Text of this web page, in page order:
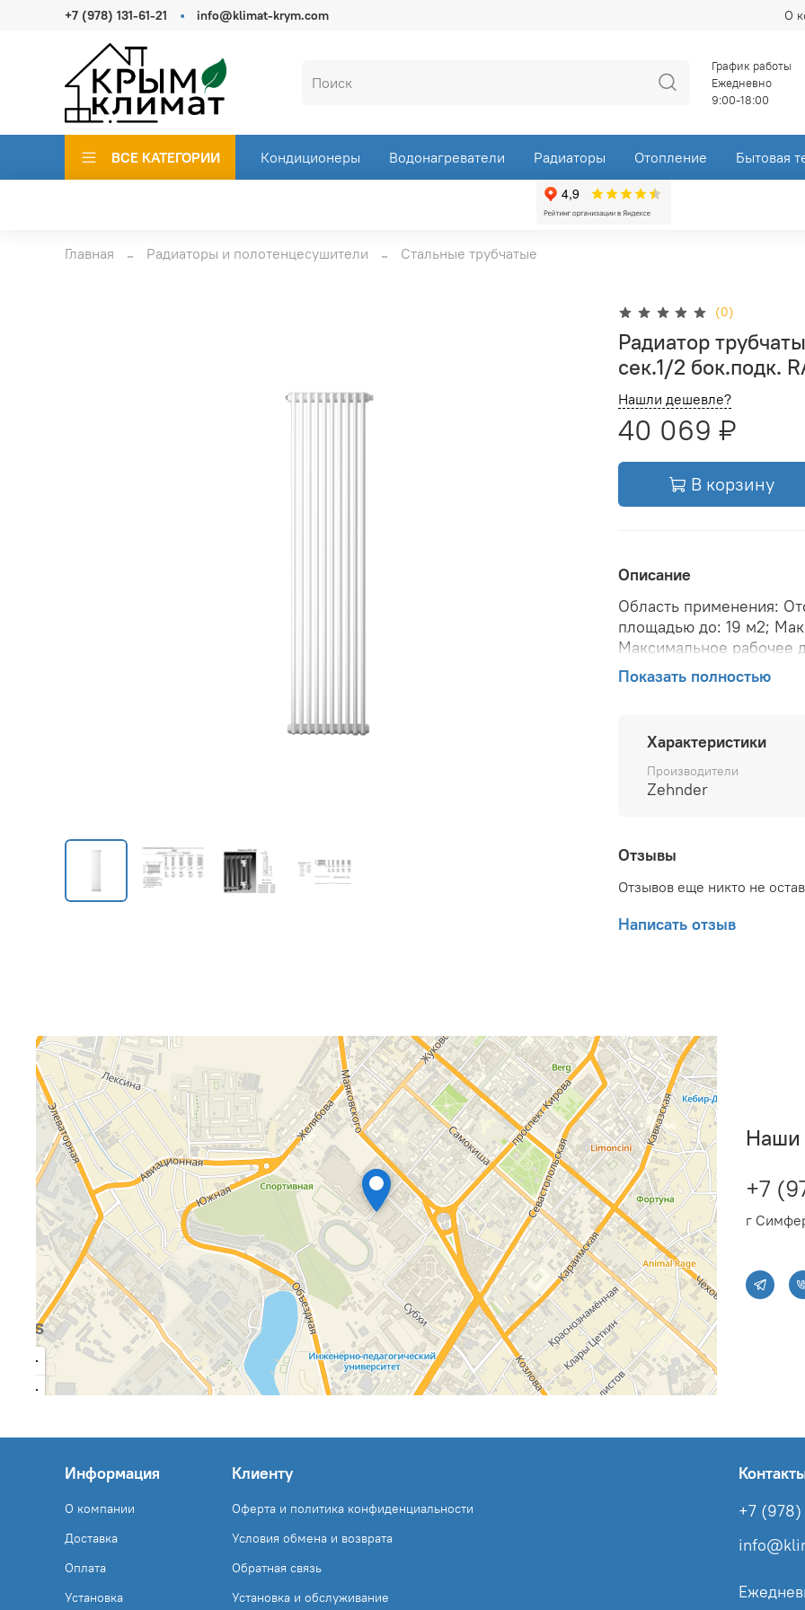
О
+7 (978) 131-61-21 info@klimat-krym.com
График работы
Ежедневно
9:00-18:00
ВСЕ КАТЕГОРИИ Кондиционеры Водонагреватели Радиаторы Отопление Бытовая
Главная Радиаторы и полотенцесушители Стальные трубчатые
(0)
Радиатор
сек.1/2 бок.подк.
Нашли дешевле?
40 069 ₽
В корзину
Описание
Область применения:
площадью до: 19 м2;
Максимальное рабочее
бар; Теплоотдача при Δt
Вт; Теплоотдача при Δt
Давление опрессовки:
Расчетное рабочее
Резьба присоединения
комплекте: Да ;
Показать полностью
Характеристики
Производители
Zehnder
Отзывы
Отзывов еще никто не
Написать отзыв
Наши
+7
г
Информация
О компании
Доставка
Оплата
Установка
Клиенту
Оферта и политика конфиденциальности
Условия обмена и возврата
Обратная связь
Установка и обслуживание
+7 (978)